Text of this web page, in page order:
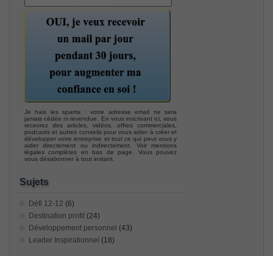
Je hais les spams : votre adresse email ne sera
jamais cédée ni revendue. En vous inscrivant ici, vous
recevrez des articles, vidéos, offres commerciales,
podcasts et autres conseils pour vous aider à créer et
développer votre entreprise et tout ce qui peut vous y
aider directement ou indirectement. Voir mentions
légales complètes en bas de page. Vous pouvez
vous désabonner à tout instant.
Sujets
Défi 12-12 (6)
Destination profit (24)
Développement personnel (43)
Leader Inspirationnel (18)